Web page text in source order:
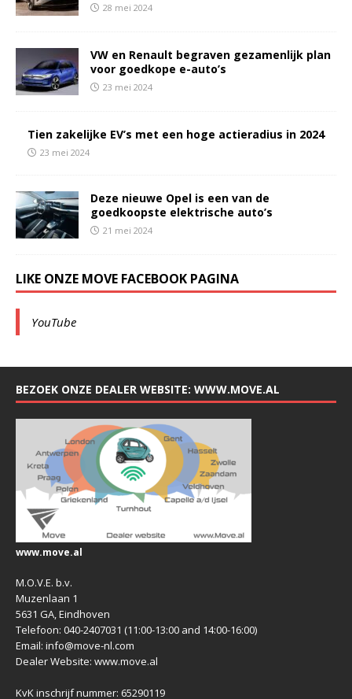
28 mei 2024
VW en Renault begraven gezamenlijk plan
voor goedkope e-auto’s
23 mei 2024
Tien zakelijke EV’s met een hoge actieradius in 2024
23 mei 2024
Deze nieuwe Opel is een van de
goedkoopste elektrische auto’s
21 mei 2024
LIKE ONZE MOVE FACEBOOK PAGINA
YouTube
BEZOEK ONZE DEALER WEBSITE: WWW.MOVE.AL
www.move.al
M.O.V.E. b.v.
Muzenlaan 1
5631 GA, Eindhoven
Telefoon: 040-2407031 (11:00-13:00 and 14:00-16:00)
Email: info@move-nl.com
Dealer Website: www.move.al
KvK inschrijf nummer: 65290119